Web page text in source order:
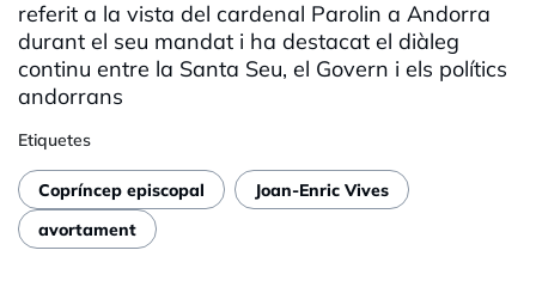
referit a la vista del cardenal Parolin a Andorra
durant el seu mandat i ha destacat el diàleg
continu entre la Santa Seu, el Govern i els polítics
andorrans
Etiquetes
Copríncep episcopal
Joan-Enric Vives
avortament